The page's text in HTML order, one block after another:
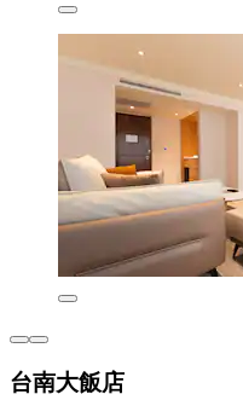
台南大飯店